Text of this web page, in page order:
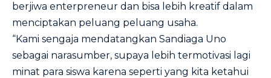
berjiwa enterpreneur dan bisa lebih kreatif dalam
menciptakan peluang peluang usaha.
“Kami sengaja mendatangkan Sandiaga Uno
sebagai narasumber, supaya lebih termotivasi lagi
minat para siswa karena seperti yang kita ketahui